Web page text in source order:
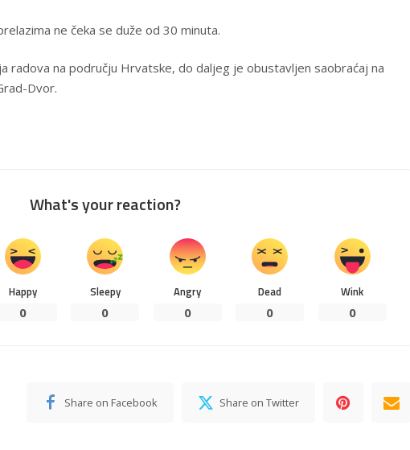
ne čeka se duže od 30 minuta.
radova na području Hrvatske, do daljeg je obustavljen saobraćaj na
Dvor.
What's your reaction?
Happy
0
Sleepy
0
Angry
0
Dead
0
Wink
0
Share on Facebook Share on Twitter